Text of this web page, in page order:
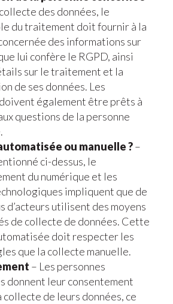
des données, le
du traitement doit fournir à la
des informations sur
lui confère le RGPD, ainsi
sur le traitement et la
de ses données. Les
également être prêts à
questions de la personne
ou manuelle ?–
ci-dessus, le
du numérique et les
impliquent que de
d’acteurs utilisent des moyens
de collecte de données. Cette
doit respecter les
que la collecte manuelle.
– Les personnes
donnent leur consentement
collecte de leurs données, ce